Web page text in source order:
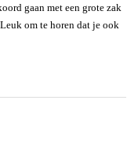
gaan met een grote zak
om te horen dat je ook